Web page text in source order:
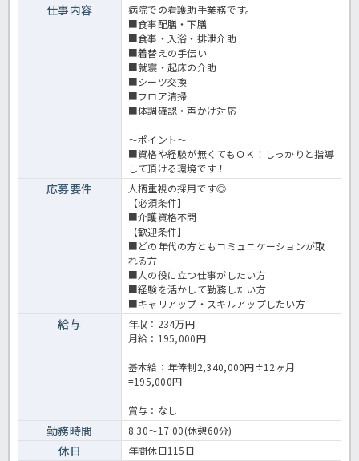
仕事内容
病院での看護助手業務です。
■食事配膳・下膳
■食事・入浴・排泄介助
■着替えの手伝い
■就寝・起床の介助
■シーツ交換
■フロア清掃
■体調確認・声かけ対応
～ポイント～
■資格や経験が無くてもＯＫ！しっかりと指導
して頂ける環境です！
応募要件
人柄重視の採用です◎
【必須条件】
■介護資格不問
【歓迎条件】
■どの年代の方ともコミュニケーションが取
れる方
■人の役に立つ仕事がしたい方
■経験を活かして勤務したい方
■キャリアップ・スキルアップしたい方
給与
年収：234万円
月給：195,000円
基本給：年俸制2,340,000円÷12ヶ月
=195,000円
賞与：なし
勤務時間 8:30～17:00(休憩60分)
休日 年間休日115日